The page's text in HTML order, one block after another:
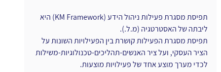
תפיסת מסגרת פעילות ניהול הידע (KM Framework) היא
ליבתה של האסטרטגיה (מ.ל.).
תפיסת מסגרת הפעילות קושרת בין הפעילויות השונות על
הציר העסקי, ועל ציר האנשים-תהליכים-טכנולוגיות-משילות
לכדי מערך מוצע אחד של פעילויות מוצעות.